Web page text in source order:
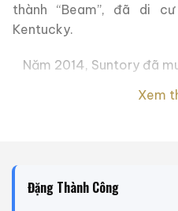
thành “Beam”, đã di
Kentucky.
Năm 2014, Suntory đã
Xem
Đặng Thành Công